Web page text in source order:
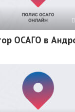
ОСАГО в